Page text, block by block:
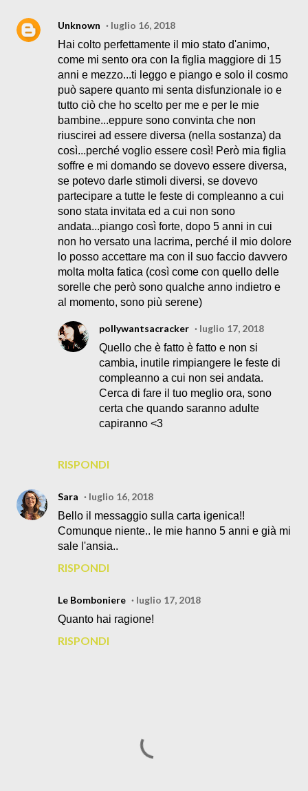
Unknown
luglio 16, 2018
Hai colto perfettamente il mio stato d'animo,
come mi sento ora con la figlia maggiore di 15
anni e mezzo...ti leggo e piango e solo il cosmo
può sapere quanto mi senta disfunzionale io e
tutto ciò che ho scelto per me e per le mie
bambine...eppure sono convinta che non
riuscirei ad essere diversa (nella sostanza) da
così...perché voglio essere così! Però mia figlia
soffre e mi domando se dovevo essere diversa,
se potevo darle stimoli diversi, se dovevo
partecipare a tutte le feste di compleanno a cui
sono stata invitata ed a cui non sono
andata...piango così forte, dopo 5 anni in cui
non ho versato una lacrima, perché il mio dolore
lo posso accettare ma con il suo faccio davvero
molta molta fatica (così come con quello delle
sorelle che però sono qualche anno indietro e
al momento, sono più serene)
RISPONDI
pollywantsacracker
luglio 17, 2018
Quello che è fatto è fatto e non si
cambia, inutile rimpiangere le feste di
compleanno a cui non sei andata.
Cerca di fare il tuo meglio ora, sono
certa che quando saranno adulte
capiranno <3
Sara
luglio 16, 2018
Bello il messaggio sulla carta igenica!!
Comunque niente.. le mie hanno 5 anni e già mi
sale l'ansia..
RISPONDI
Le Bomboniere
luglio 17, 2018
Quanto hai ragione!
RISPONDI